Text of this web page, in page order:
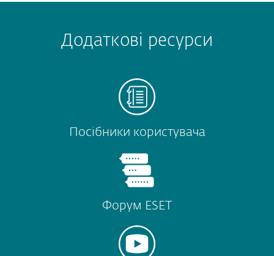
Додаткові ресурси
Посібники користувача
Форум ESET